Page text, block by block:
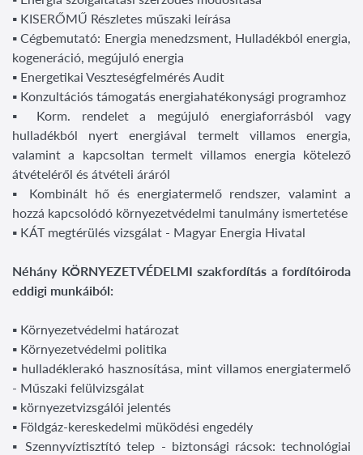
▪ KISERŐMŰ Részletes műszaki leírása
▪ Cégbemutató: Energia menedzsment, Hulladékból energia,
kogeneráció, megújuló energia
▪ Energetikai Veszteségfelmérés Audit
▪ Konzultációs támogatás energiahatékonysági programhoz
▪ Korm. rendelet a megújuló energiaforrásból vagy
hulladékból nyert energiával termelt villamos energia,
valamint a kapcsoltan termelt villamos energia kötelező
átvételéről és átvételi áráról
▪ Kombinált hő és energiatermelő rendszer, valamint a
hozzá kapcsolódó környezetvédelmi tanulmány ismertetése
▪ KÁT megtérülés vizsgálat - Magyar Energia Hivatal
Néhány KÖRNYEZETVÉDELMI szakfordítás a fordítóiroda
eddigi munkáiból:
▪ Környezetvédelmi határozat
▪ Környezetvédelmi politika
▪ hulladéklerakó hasznosítása, mint villamos energiatermelő
- Műszaki felülvizsgálat
▪ környezetvizsgálói jelentés
▪ Földgáz-kereskedelmi müködési engedély
▪ Szennyvíztisztító telep - biztonsági rácsok: technológiai